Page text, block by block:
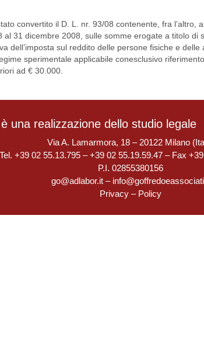
convertito il D. L. nr. 93/08 contenente, fra l’altro,
31 dicembre 2008, sulle somme erogate a titolo di
dell’imposta sul reddito delle persone fisiche e
sperimentale applicabile conesclusivo
ad € 30.000.
una realizzazione dello studio legale
Via A. Lamarmora, 18 – 20122 Milano
Tel. +39 02 55.13.795 – +39 02 55.19.59.47 – Fax
P.I. 02855380156
go@adlabor.it–
Privacy – Policy